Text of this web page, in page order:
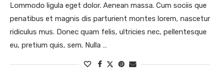
Lommodo ligula eget dolor. Aenean massa. Cum sociis que
penatibus et magnis dis parturient montes lorem, nascetur
ridiculus mus. Donec quam felis, ultricies nec, pellentesque
eu, pretium quis, sem. Nulla …